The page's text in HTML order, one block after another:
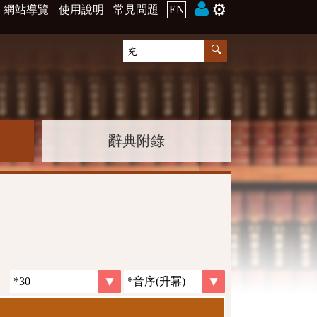
網站導覽 使用說明 常見問題 EN ⚙️
辭典附錄